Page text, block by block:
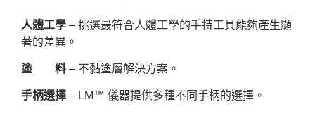
人體工學 – 挑選最符合人體工學的手持工具能夠產生顯
著的差異。
塗 料 – 不黏塗層解決方案。
手柄選擇 – LM™ 儀器提供多種不同手柄的選擇。